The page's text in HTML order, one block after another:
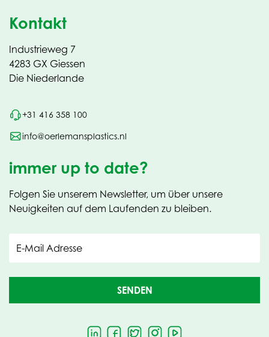
Kontakt
Industrieweg 7
4283 GX Giessen
Die Niederlande
+31 416 358 100
info@oerlemansplastics.nl
immer up to date?
Folgen Sie unserem Newsletter, um über unsere
Neuigkeiten auf dem Laufenden zu bleiben.
E-Mail Adresse
SENDEN